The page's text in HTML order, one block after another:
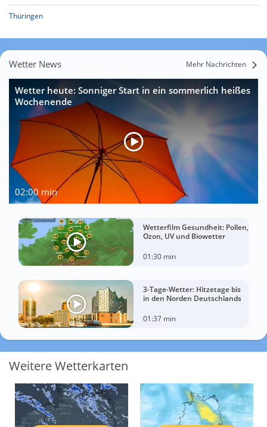
Thüringen
Wetter News Mehr Nachrichten
Wetter heute: Sonniger Start in ein sommerlich heißes
Wochenende
02:00 min
Wetterfilm Gesundheit: Pollen,
Ozon, UV und Biowetter
01:30 min
3-Tage-Wetter: Hitzetage bis
in den Norden Deutschlands
01:37 min
Weitere Wetterkarten